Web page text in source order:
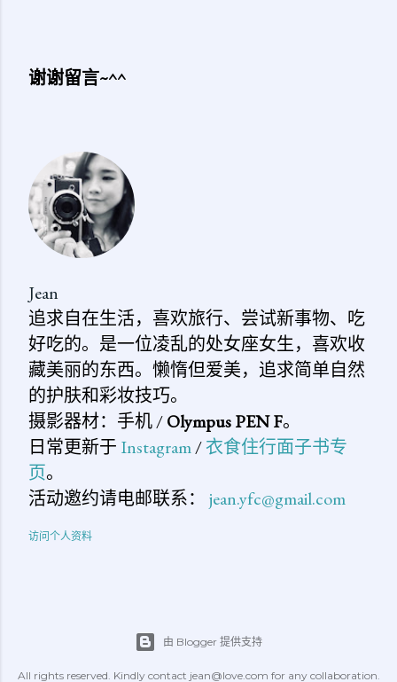
论
谢谢留言~^^
Jean
追求自在生活，喜欢旅行、尝试新事物、吃
好吃的。是一位凌乱的处女座女生，喜欢收
藏美丽的东西。懒惰但爱美，追求简单自然
的护肤和彩妆技巧。
摄影器材：手机 /Olympus PEN F。
日常更新于 Instagram/衣食住行面子书专
页。
活动邀约请电邮联系： jean.yfc@gmail.com
访问个人资料
由 Blogger 提供支持
All rights reserved. Kindly contact jean@love.com for any collaboration.